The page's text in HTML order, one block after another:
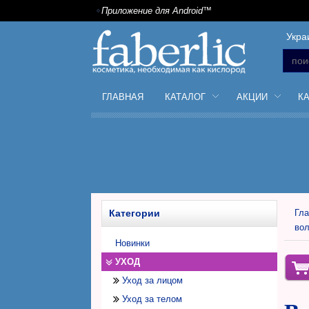
Приложение для Android™
ГЛАВНАЯ КАТАЛОГ АКЦИИ
Категории
Новинки
УХОД
Уход за лицом
Дневной крем
Уход за телом